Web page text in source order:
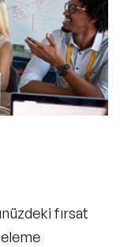
fırsat